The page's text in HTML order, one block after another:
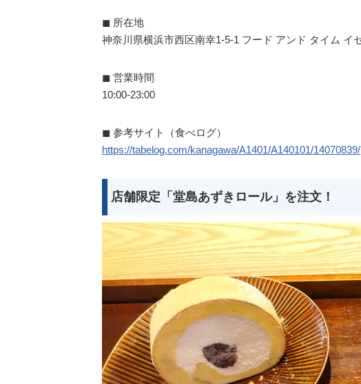
◼︎ 所在地
神奈川県横浜市西区南幸1-5-1 フード アンド タイム イ
◼︎ 営業時間
10:00-23:00
◼︎ 参考サイト（食べログ）
https://tabelog.com/kanagawa/A1401/A140101/14070839/
店舗限定「堂島あずきロール」を注文！